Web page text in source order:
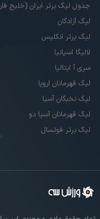
جدول لیگ برتر ایران (خلیج
لیگ آزادگان
لیگ برتر انگلیس
لالیگا اسپانیا
سری آ ایتالیا
لیگ قهرمانان اروپا
لیگ نخبگان آسیا
لیگ قهرمانان آسیا دو
لیگ برتر فوتسال